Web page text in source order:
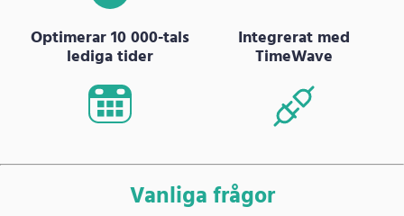
Optimerar 10 000-tals
lediga tider
Integrerat med
TimeWave
Vanliga frågor